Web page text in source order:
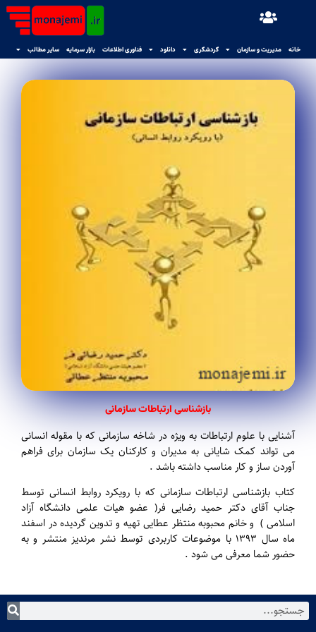
خانه مدیریت و سازمان گردشگری دانلود فناوری اطلاعات بازار سرمایه سایر مطالب
بازشناسی ارتباطات سازمانی
آشنایی با علوم ارتباطات به ویژه در شاخه سازمانی که با مقوله انسانی
می تواند کمک شایانی به مدیران و کارکنان یک سازمان برای فراهم
آوردن ساز و کار مناسب داشته باشد .
کتاب بازشناسی ارتباطات سازمانی که با رویکرد روابط انسانی توسط
جناب آقای دکتر حمید رضایی فر( عضو هیات علمی دانشگاه آزاد
اسلامی ) و خانم محبوبه منتظر عطایی تهیه و تدوین گردیده در اسفند
ماه سال ۱۳۹۳ با موضوعات کاربردی توسط نشر مرندیز منتشر و به
حضور شما معرفی می شود .